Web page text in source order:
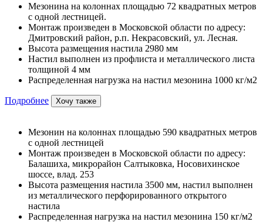
Мезонина на колоннах площадью 72 квадратных метров
с одной лестницей.
Монтаж произведен в Московской области по адресу:
Дмитровский район, р.п. Некрасовский, ул. Лесная.
Высота размещения настила 2980 мм
Настил выполнен из профлиста и металлического листа
толщиной 4 мм
Распределенная нагрузка на настил мезонина 1000 кг/м2
Подробнее Хочу также
Мезонин на колоннах площадью 590 квадратных метров
с одной лестницей
Монтаж произведен в Московской области по адресу:
Балашиха, микрорайон Салтыковка, Носовихинское
шоссе, влад. 253
Высота размещения настила 3500 мм, настил выполнен
из металлического перфорированного открытого
настила
Распределенная нагрузка на настил мезонина 150 кг/м2